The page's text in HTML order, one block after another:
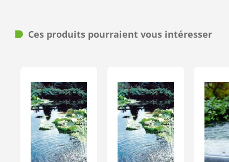
Ces produits pourraient vous intéresser